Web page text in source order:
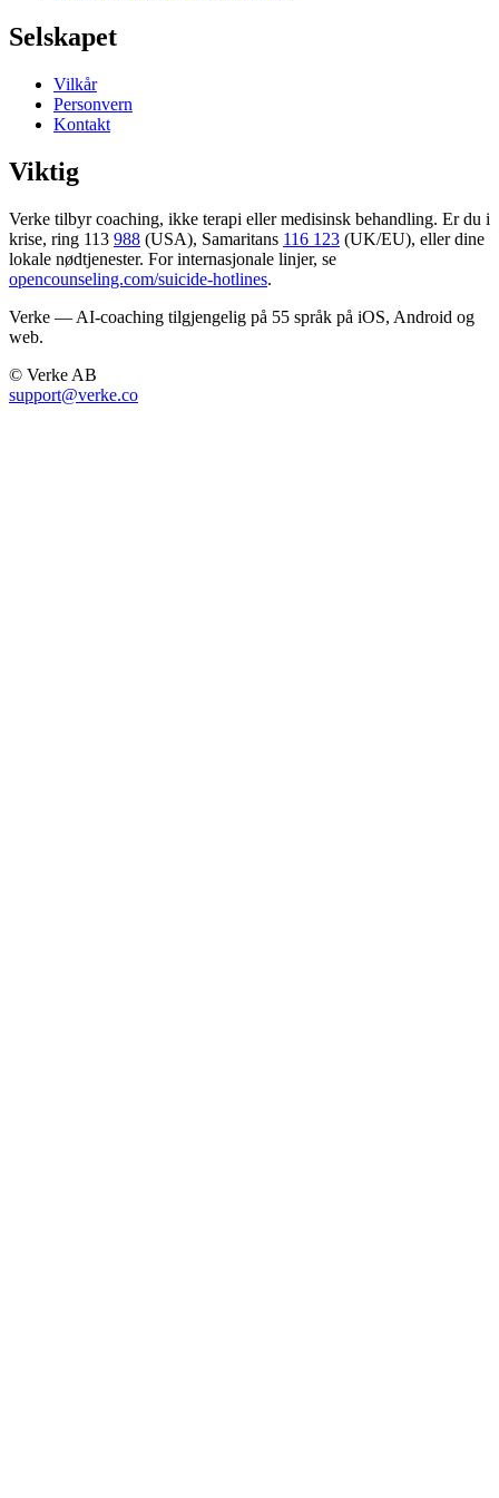
Selskapet
Vilkår
Personvern
Kontakt
Viktig
Verke tilbyr coaching, ikke terapi eller medisinsk behandling. Er du i
krise, ring 113 988 (USA), Samaritans 116 123 (UK/EU), eller dine
lokale nødtjenester. For internasjonale linjer, se
opencounseling.com/suicide-hotlines.
Verke — AI-coaching tilgjengelig på 55 språk på iOS, Android og
web.
© Verke AB
support@verke.co